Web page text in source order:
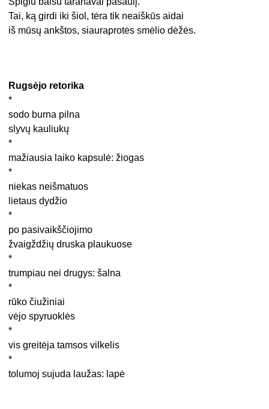
Tai, ką girdi iki šiol, tėra tik neaiškūs aidai
iš mūsų ankštos, siauraprotės smėlio dėžės.
Rugsėjo retorika
*
sodo burna pilna
slyvų kauliukų
*
mažiausia laiko kapsulė: žiogas
*
niekas neišmatuos
lietaus dydžio
*
po pasivaikščiojimo
žvaigždžių druska plaukuose
*
trumpiau nei drugys: šalna
*
rūko čiužiniai
vėjo spyruoklės
*
vis greitėja tamsos vilkelis
*
tolumoj sujuda laužas: lapė